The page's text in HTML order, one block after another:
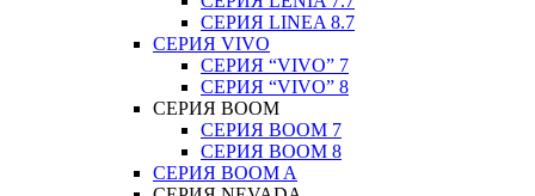
СЕРИЯ LINEA 8.7
СЕРИЯ VIVO
СЕРИЯ “VIVO” 7
СЕРИЯ “VIVO” 8
СЕРИЯ ВOOM
СЕРИЯ ВOOM 7
СЕРИЯ ВOOM 8
СЕРИЯ ВOOM A